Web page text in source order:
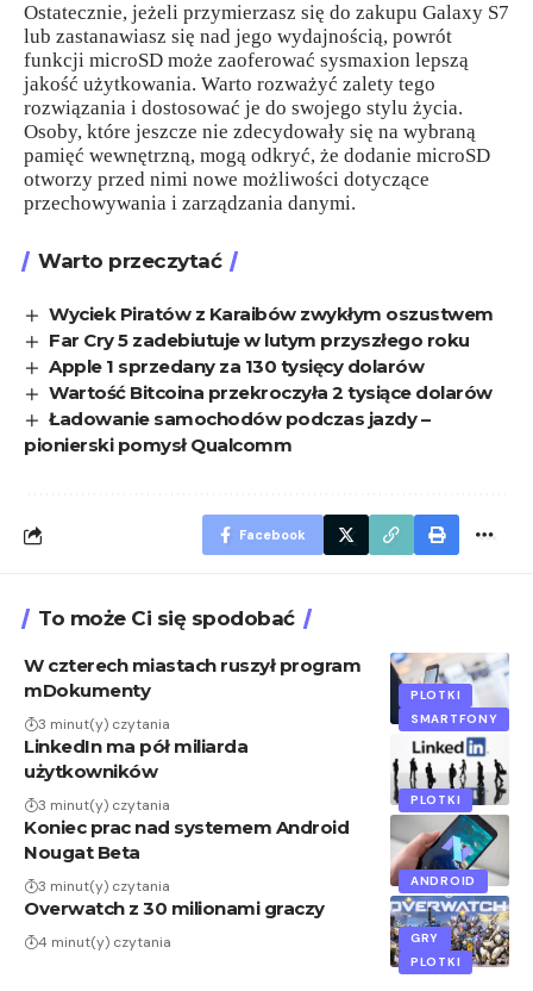
Ostatecznie, jeżeli przymierzasz się do zakupu Galaxy S7
lub zastanawiasz się nad jego wydajnością, powrót
funkcji microSD może zaoferować sysmaxion lepszą
jakość użytkowania. Warto rozważyć zalety tego
rozwiązania i dostosować je do swojego stylu życia.
Osoby, które jeszcze nie zdecydowały się na wybraną
pamięć wewnętrzną, mogą odkryć, że dodanie microSD
otworzy przed nimi nowe możliwości dotyczące
przechowywania i zarządzania danymi.
Warto przeczytać
Wyciek Piratów z Karaibów zwykłym oszustwem
Far Cry 5 zadebiutuje w lutym przyszłego roku
Apple 1 sprzedany za 130 tysięcy dolarów
Wartość Bitcoina przekroczyła 2 tysiące dolarów
Ładowanie samochodów podczas jazdy –
pionierski pomysł Qualcomm
Facebook
To może Ci się spodobać
PLOTKI
SMARTFONY
W czterech miastach ruszył program
mDokumenty
3 minut(y) czytania
PLOTKI
LinkedIn ma pół miliarda
użytkowników
3 minut(y) czytania
ANDROID
Koniec prac nad systemem Android
Nougat Beta
3 minut(y) czytania
GRY
PLOTKI
Overwatch z 30 milionami graczy
4 minut(y) czytania